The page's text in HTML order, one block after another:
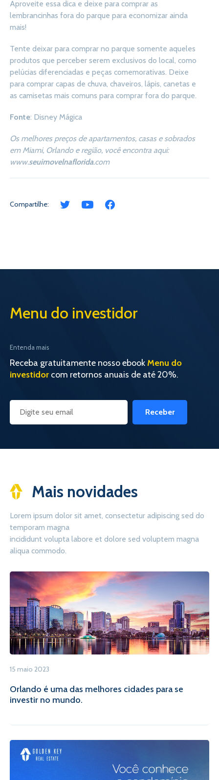
Aproveite essa dica e deixe para comprar as
lembrancinhas fora do parque para economizar ainda
mais!
Tente deixar para comprar no parque somente aqueles
produtos que perceber serem exclusivos do local, como
pelúcias diferenciadas e peças comemorativas. Deixe
para comprar capas de chuva, chaveiros, lápis, canetas e
as camisetas mais comuns para comprar fora do parque.
Fonte: Disney Mágica
Os melhores preços de apartamentos, casas e sobrados
em Miami, Orlando e região, você encontra aqui:
www.seuimovelnaflorida.com
Compartilhe:
Menu do investidor
Entenda mais
Receba gratuitamente nosso ebookMenu do
investidor com retornos anuais de até 20%.
Receber
Mais novidades
Lorem ipsum dolor sit amet, consectetur adipiscing sed do
temporam magna
incididunt volupta labore et dolore sed voluptem magna
aliqua commodo.
15 maio 2023
Orlando é uma das melhores cidades para se
investir no mundo.